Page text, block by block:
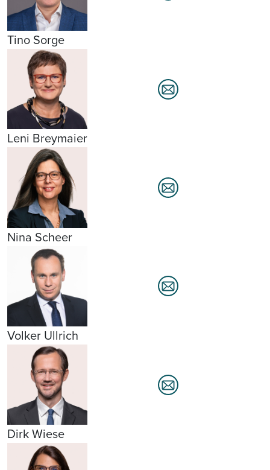
Tino Sorge
Leni Breymaier
Nina Scheer
Volker Ullrich
Dirk Wiese